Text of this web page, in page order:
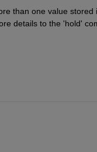
than one value
details to the 'hold'